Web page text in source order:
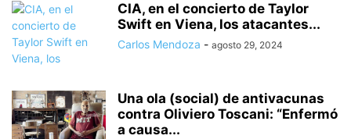
CIA, en el concierto de Taylor
Swift en Viena, los atacantes...
Carlos Mendoza - agosto 29, 2024
Una ola (social) de antivacunas
contra Oliviero Toscani: “Enfermó
a causa...